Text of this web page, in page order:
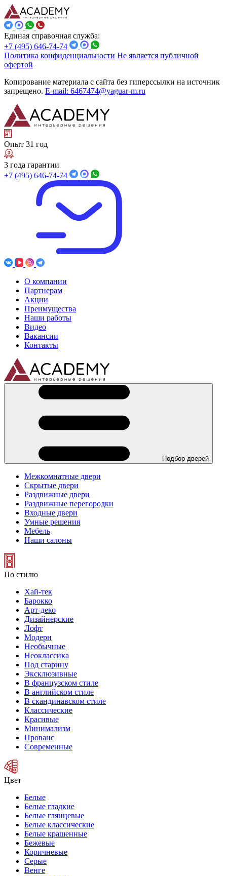
Единая справочная служба:
+7 (495) 646-74-74
Политика конфиденциальности Не является публичной
офертой
Копирование материала с сайта без гиперссылки на источник
запрещено. E-mail: 6467474@yaguar-m.ru
Опыт 31 год
3 года гарантии
+7 (495) 646-74-74
О компании
Партнерам
Акции
Преимущества
Наши работы
Видео
Вакансии
Контакты
Подбор дверей
Межкомнатные двери
Скрытые двери
Раздвижные двери
Раздвижные перегородки
Входные двери
Умные решения
Мебель
Наши салоны
По стилю
Хай-тек
Барокко
Арт-деко
Дизайнерские
Лофт
Модерн
Необычные
Неоклассика
Под старину
Эксклюзивные
В французском стиле
В английском стиле
В скандинавском стиле
Классические
Красивые
Минимализм
Прованс
Современные
Цвет
Белые
Белые гладкие
Белые глянцевые
Белые классические
Белые крашенные
Бежевые
Коричневые
Серые
Венге